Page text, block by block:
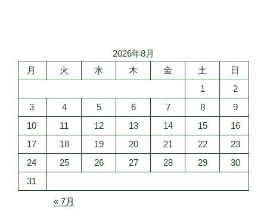
2026年8月
月
火 水 木 金 土
日
1
2
3
4 5 6 7 8
9
10
11 12 13 14 15
16
17
18 19 20 21 22
23
24
25 26 27 28 29
30
31
« 7月